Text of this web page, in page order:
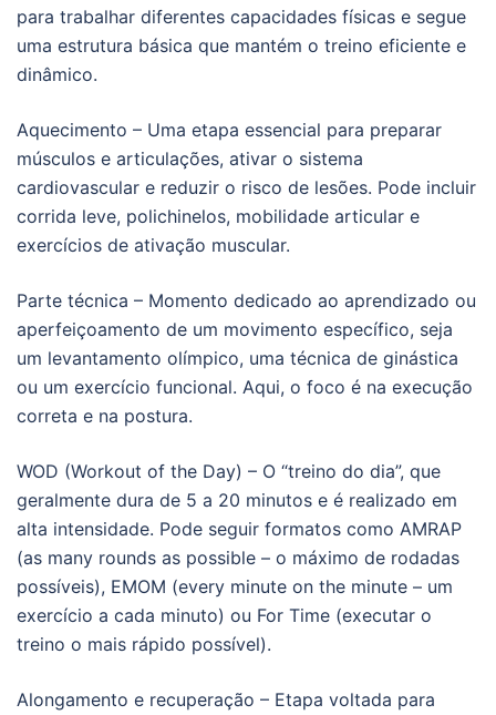
para trabalhar diferentes capacidades físicas e segue
uma estrutura básica que mantém o treino eficiente e
dinâmico.
Aquecimento – Uma etapa essencial para preparar
músculos e articulações, ativar o sistema
cardiovascular e reduzir o risco de lesões. Pode incluir
corrida leve, polichinelos, mobilidade articular e
exercícios de ativação muscular.
Parte técnica – Momento dedicado ao aprendizado ou
aperfeiçoamento de um movimento específico, seja
um levantamento olímpico, uma técnica de ginástica
ou um exercício funcional. Aqui, o foco é na execução
correta e na postura.
WOD (Workout of the Day) – O “treino do dia”, que
geralmente dura de 5 a 20 minutos e é realizado em
alta intensidade. Pode seguir formatos como AMRAP
(as many rounds as possible – o máximo de rodadas
possíveis), EMOM (every minute on the minute – um
exercício a cada minuto) ou For Time (executar o
treino o mais rápido possível).
Alongamento e recuperação – Etapa voltada para